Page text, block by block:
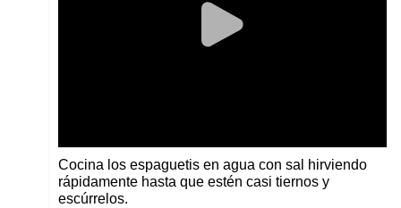
Cocina los espaguetis en agua con sal hirviendo
rápidamente hasta que estén casi tiernos y
escúrrelos.